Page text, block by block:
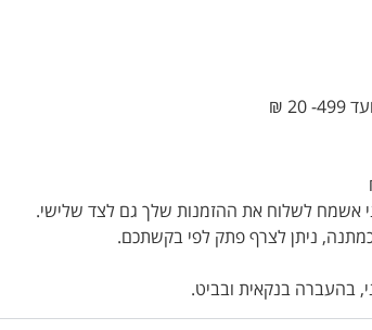
אשמח לשלוח את ההזמנות שלך גם לצד שלישי.
ניתן לצרף פתק לפי בקשתכם.
בהעברה בנקאית ובביט.